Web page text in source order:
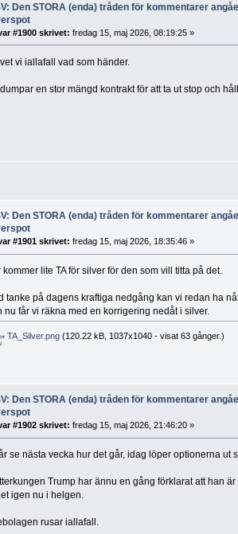
Den STORA (enda) tråden för kommentarer
#1900 skrivet: fredag 15, maj 2026, 08:19:25 »
vi iallafall vad som händer.
en stor mängd kontrakt för att ta ut stop och
Den STORA (enda) tråden för kommentarer
#1901 skrivet: fredag 15, maj 2026, 18:35:46 »
kommer lite TA för silver för den som vill titta på det.
tanke på dagens kraftiga nedgång kan vi redan ha
nu får vi räkna med en korrigering nedåt i silver.
TA_Silver.png(120.22 kB, 1037x1040 - visat 63 gånger.)
Den STORA (enda) tråden för kommentarer
#1902 skrivet: fredag 15, maj 2026, 21:46:20 »
se nästa vecka hur det går, idag löper optionerna ut
Trump har ännu en gång förklarat att han
igen nu i helgen.
rusar iallafall.